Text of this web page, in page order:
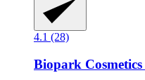
4.1 (28)
Biopark Cosmetics